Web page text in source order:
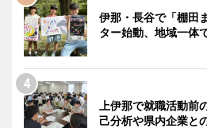
伊那・長谷で「棚
ター始動、地域一体
上伊那で就職活動
己分析や県内企業と